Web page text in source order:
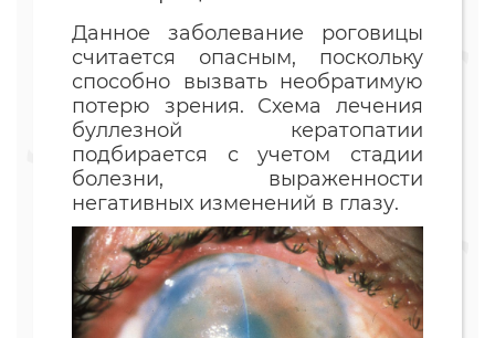
Данное заболевание роговицы
считается опасным, поскольку
способно вызвать необратимую
потерю зрения. Схема лечения
буллезной кератопатии
подбирается с учетом стадии
болезни, выраженности
негативных изменений в глазу.